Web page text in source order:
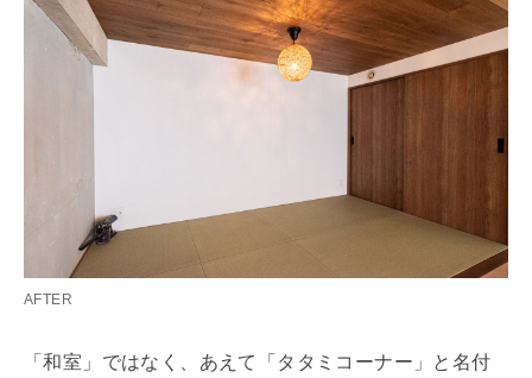
AFTER
「和室」ではなく、あえて「タタミコーナー」と名付